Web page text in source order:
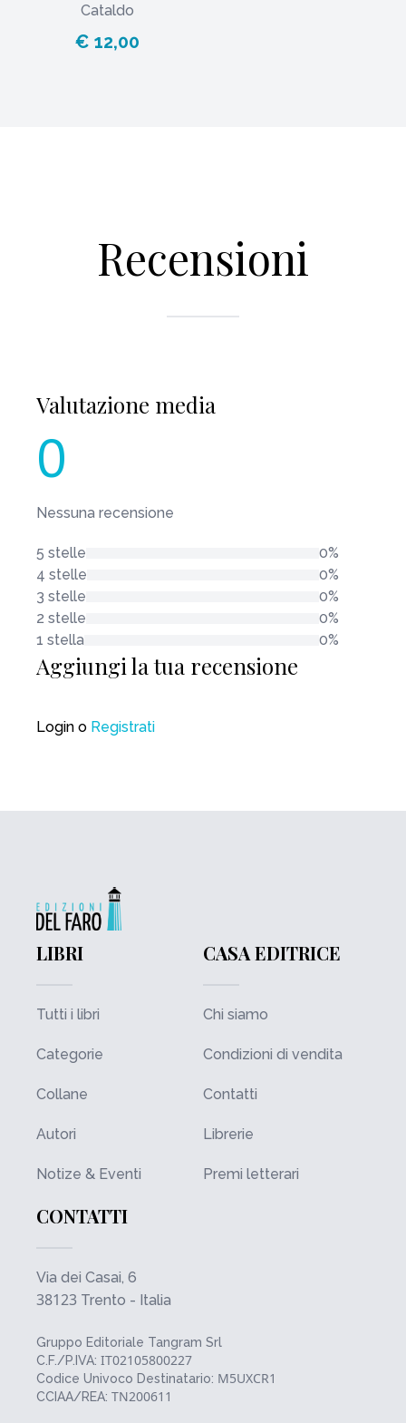
Cataldo
€ 12,00
Recensioni
Valutazione media
0
Nessuna recensione
5 stelle
0%
4 stelle
0%
3 stelle
0%
2 stelle
0%
1 stella
0%
Aggiungi la tua recensione
Login o Registrati
LIBRI
Tutti i libri
Categorie
Collane
Autori
Notize & Eventi
CASA EDITRICE
Chi siamo
Condizioni di vendita
Contatti
Librerie
Premi letterari
CONTATTI
Via dei Casai, 6
38123 Trento - Italia
Gruppo Editoriale Tangram Srl
C.F./P.IVA: IT02105800227
Codice Univoco Destinatario: M5UXCR1
CCIAA/REA: TN200611